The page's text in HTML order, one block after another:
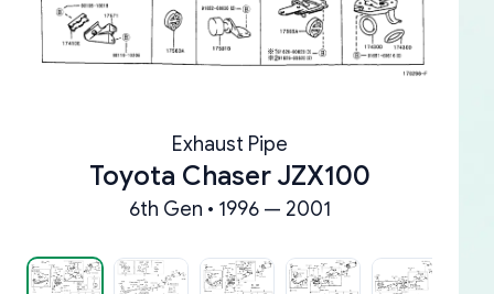
Exhaust Pipe
Toyota Chaser JZX100
6th Gen • 1996 — 2001